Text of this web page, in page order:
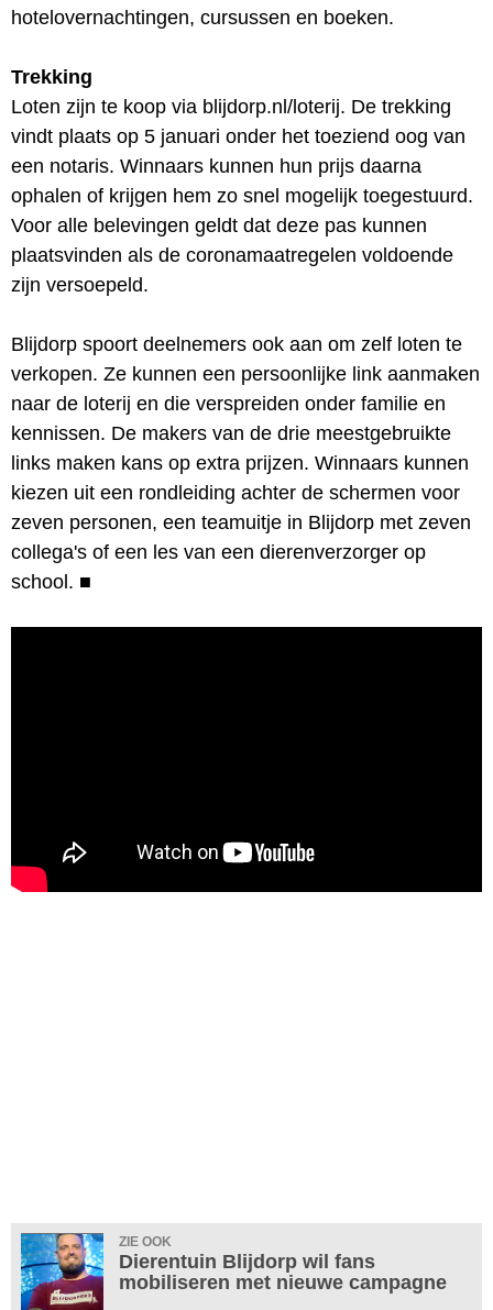
hotelovernachtingen, cursussen en boeken.
Trekking
Loten zijn te koop via blijdorp.nl/loterij. De trekking
vindt plaats op 5 januari onder het toeziend oog van
een notaris. Winnaars kunnen hun prijs daarna
ophalen of krijgen hem zo snel mogelijk toegestuurd.
Voor alle belevingen geldt dat deze pas kunnen
plaatsvinden als de coronamaatregelen voldoende
zijn versoepeld.
Blijdorp spoort deelnemers ook aan om zelf loten te
verkopen. Ze kunnen een persoonlijke link aanmaken
naar de loterij en die verspreiden onder familie en
kennissen. De makers van de drie meestgebruikte
links maken kans op extra prijzen. Winnaars kunnen
kiezen uit een rondleiding achter de schermen voor
zeven personen, een teamuitje in Blijdorp met zeven
collega's of een les van een dierenverzorger op
school. ■
ZIE OOK
Dierentuin Blijdorp wil fans
mobiliseren met nieuwe campagne